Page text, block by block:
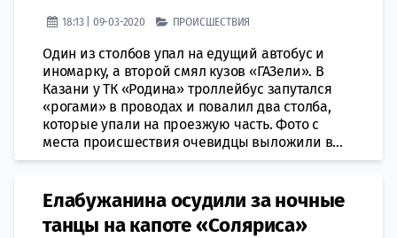
18:13 | 09-03-2020 ПРОИСШЕСТВИЯ
Один из столбов упал на едущий автобус и
иномарку, а второй смял кузов «ГАЗели». В
Казани у ТК «Родина» троллейбус запутался
«рогами» в проводах и повалил два столба,
которые упали на проезжую часть. Фото с
места происшествия очевидцы выложили в...
Елабужанина осудили за ночные
танцы на капоте «Соляриса»